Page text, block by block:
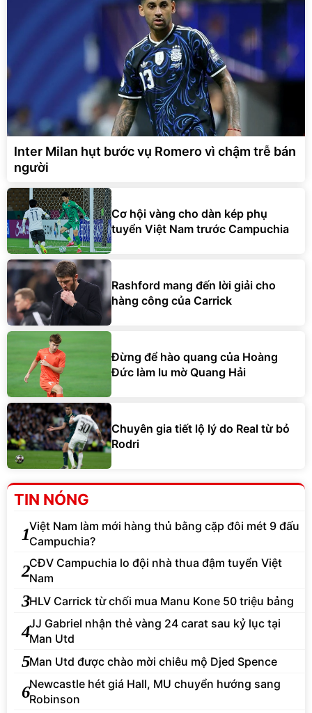
Inter Milan hụt bước vụ Romero vì chậm trễ bán
người
Cơ hội vàng cho dàn kép phụ
tuyển Việt Nam trước Campuchia
Rashford mang đến lời giải cho
hàng công của Carrick
Đừng để hào quang của Hoàng
Đức làm lu mờ Quang Hải
Chuyên gia tiết lộ lý do Real từ bỏ
Rodri
TIN NÓNG
1Việt Nam làm mới hàng thủ bằng cặp đôi mét 9 đấu
Campuchia?
2CĐV Campuchia lo đội nhà thua đậm tuyển Việt
Nam
3HLV Carrick từ chối mua Manu Kone 50 triệu bảng
4JJ Gabriel nhận thẻ vàng 24 carat sau kỷ lục tại
Man Utd
5Man Utd được chào mời chiêu mộ Djed Spence
6Newcastle hét giá Hall, MU chuyển hướng sang
Robinson